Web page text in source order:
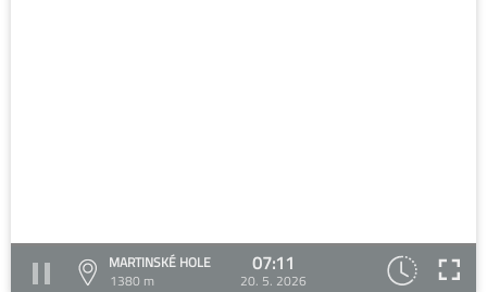
MARTINSKÉ HOLE
1380 m
07:11
20. 5. 2026